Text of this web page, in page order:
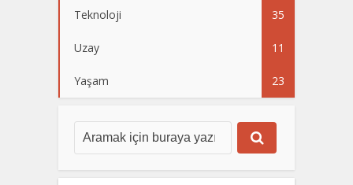
Teknoloji 35
Uzay 11
Yaşam 23